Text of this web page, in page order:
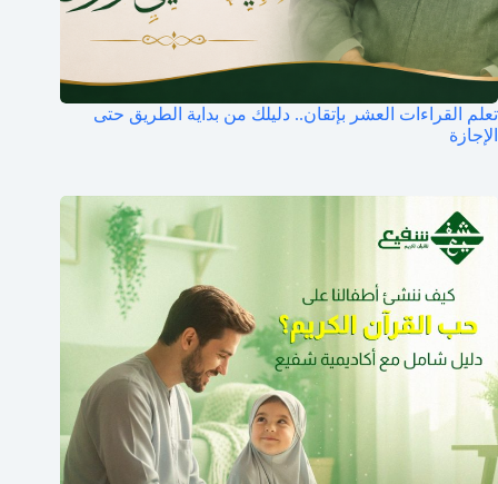
تعلم القراءات العشر بإتقان.. دليلك من بداية الطريق حتى
الإجازة